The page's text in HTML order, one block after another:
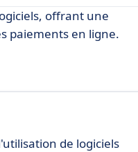
offrant une
paiements en ligne.
de logiciels